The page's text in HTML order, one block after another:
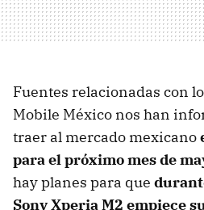
Fuentes relacionadas con
Mobile México nos han
traer al mercado mexicano
para el próximo mes de
hay planes para que
Sony Xperia M2 empiece